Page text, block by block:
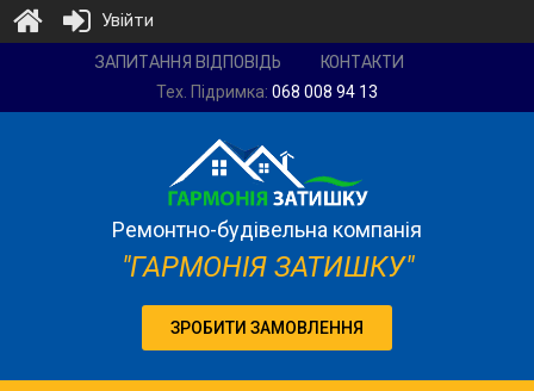
компанія
ЗАПИТАННЯ ВІДПОВІДЬ КОНТАКТИ
Тех. Підримка: 068 008 94 13
Ремонтно-будівельна компанія
"ГАРМОНІЯ ЗАТИШКУ"
ЗРОБИТИ ЗАМОВЛЕННЯ
Увійти